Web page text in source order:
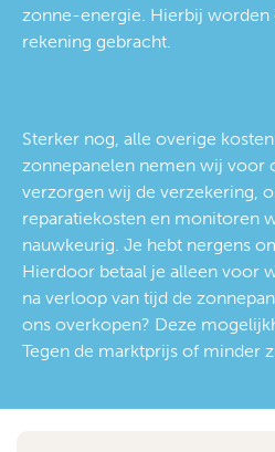
zonne-energie. Hierbij worden
rekening gebracht.
Sterker nog, alle overige
zonnepanelen nemen wij voor
verzorgen wij de verzekering,
reparatiekosten en monitoren
nauwkeurig. Je hebt nergens
Hierdoor betaal je alleen voor
na verloop van tijd de
ons overkopen? Deze
Tegen de marktprijs of minder